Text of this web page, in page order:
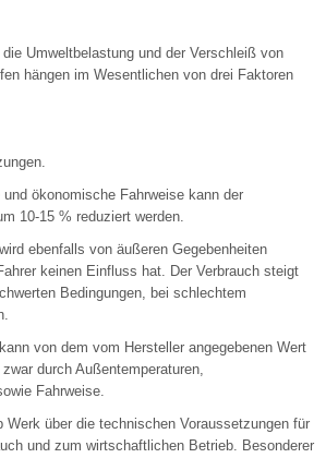
Umweltbelastung und der Verschleiß von
hängen im Wesentlichen von drei Faktoren
ökonomische Fahrweise kann der
10-15 % reduziert werden.
ebenfalls von äußeren Gegebenheiten
keinen Einfluss hat. Der Verbrauch steigt
Bedingungen, bei schlechtem
von dem vom Hersteller angegebenen Wert
durch Außentemperaturen,
Fahrweise.
Werk über die technischen Voraussetzungen für
und zum wirtschaftlichen Betrieb. Besonderer